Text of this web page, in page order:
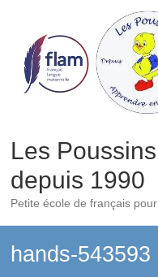
content
Les
depuis 1990
Petite école de français
hands-543593